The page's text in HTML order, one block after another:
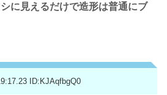
に見えるだけで造形は普通にブ
ID:KJAqfbgQ0